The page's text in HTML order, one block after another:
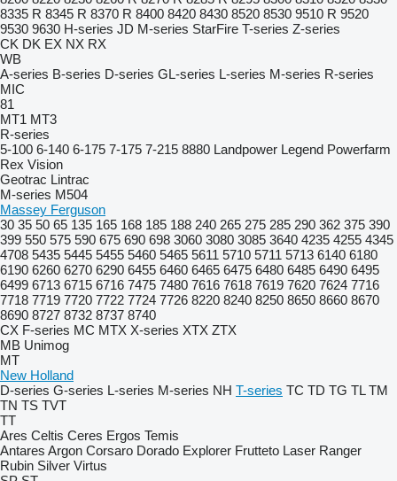
8335 R 8345 R 8370 R 8400 8420 8430 8520 8530 9510 R 9520
9530 9630 H-series JD M-series StarFire T-series Z-series
CK DK EX NX RX
WB
A-series B-series D-series GL-series L-series M-series R-series
MIC
81
MT1 MT3
R-series
5-100 6-140 6-175 7-175 7-215 8880 Landpower Legend Powerfarm
Rex Vision
Geotrac Lintrac
M-series M504
Massey Ferguson
30 35 50 65 135 165 168 185 188 240 265 275 285 290 362 375 390
399 550 575 590 675 690 698 3060 3080 3085 3640 4235 4255 4345
4708 5435 5445 5455 5460 5465 5611 5710 5711 5713 6140 6180
6190 6260 6270 6290 6455 6460 6465 6475 6480 6485 6490 6495
6499 6713 6715 6716 7475 7480 7616 7618 7619 7620 7624 7716
7718 7719 7720 7722 7724 7726 8220 8240 8250 8650 8660 8670
8690 8727 8732 8737 8740
CX F-series MC MTX X-series XTX ZTX
MB Unimog
MT
New Holland
D-series G-series L-series M-series NH T-series TC TD TG TL TM
TN TS TVT
TT
Ares Celtis Ceres Ergos Temis
Antares Argon Corsaro Dorado Explorer Frutteto Laser Ranger
Rubin Silver Virtus